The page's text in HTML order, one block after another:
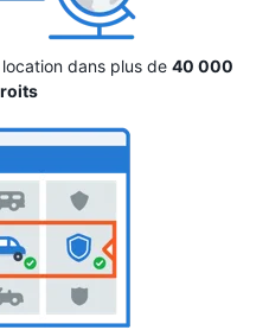
dans plus de 40 000